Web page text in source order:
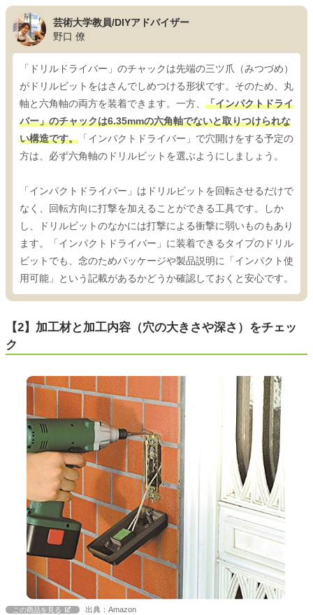
芸術大学教員/DIYアドバイザー
野口 僚
「ドリルドライバー」のチャックは先端の三ツ爪（みつづめ）
がドリルビットをはさんでしめつける形状です。そのため、丸
軸と六角軸の両方を装着できます。一方、 「インパクトドライ
バー」のチャックは6.35mmの六角軸でないと取りつけられな
い構造です。 「インパクトドライバー」で穴開けをする予定の
方は、必ず六角軸のドリルビットを選ぶようにしましょう。
「インパクトドライバー」はドリルビットを回転させるだけで
なく、回転方向に打撃を加えることができる工具です。しか
し、ドリルビットのなかには打撃による衝撃に弱いものもあり
ます。「インパクトドライバー」に装着できるタイプのドリル
ビットでも、念のためパッケージや製品説明に「インパクト使
用可能」という記載があるかどうか確認しておくと安心です。
【2】加工材と加工内容（穴の大きさや深さ）をチェッ
ク
この商品を見る 出典：Amazon